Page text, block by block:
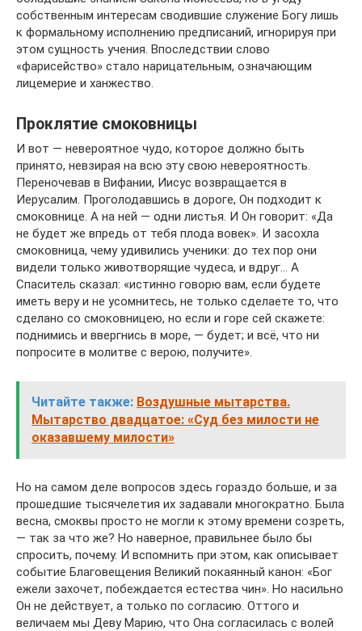
собственным интересам сводившие служение Богу лишь
к формальному исполнению предписаний, игнорируя при
этом сущность учения. Впоследствии слово
«фарисейство» стало нарицательным, означающим
лицемерие и ханжество.
Проклятие смоковницы
И вот — невероятное чудо, которое должно быть
принято, невзирая на всю эту свою невероятность.
Переночевав в Вифании, Иисус возвращается в
Иерусалим. Проголодавшись в дороге, Он подходит к
смоковнице. А на ней — одни листья. И Он говорит: «Да
не будет же впредь от тебя плода вовек». И засохла
смоковница, чему удивились ученики: до тех пор они
видели только животворящие чудеса, и вдруг… А
Спаситель сказал: «истинно говорю вам, если будете
иметь веру и не усомнитесь, не только сделаете то, что
сделано со смоковницею, но если и горе сей скажете:
поднимись и ввергнись в море, — будет; и всё, что ни
попросите в молитве с верою, получите».
Читайте также: Воздушные мытарства.
Мытарство двадцатое: «Суд без милости не
оказавшему милости»
Но на самом деле вопросов здесь гораздо больше, и за
прошедшие тысячелетия их задавали многократно. Была
весна, смоквы просто не могли к этому времени созреть,
— так за что же? Но наверное, правильнее было бы
спросить, почему. И вспомнить при этом, как описывает
событие Благовещения Великий покаянный канон: «Бог
ежели захочет, побеждается естества чин». Но насильно
Он не действует, а только по согласию. Оттого и
величаем мы Деву Марию, что Она согласилась с волей